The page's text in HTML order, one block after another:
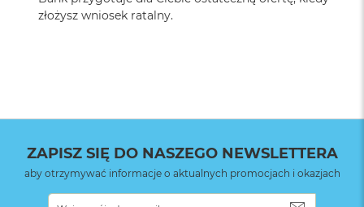
umknęły, gdy akurat robisz coś innego. Możesz zobaczyć,
INNOWACYJNA KONSTRUKCJA– iPhone 15 ma
uwierzytelnianie :
Zainstalowany
system operacyjny
iOS
złożysz wniosek ratalny.
ZAPISZ SIĘ DO NASZEGO NEWSLETTERA
aby otrzymywać informacje o aktualnych promocjach i okazjach